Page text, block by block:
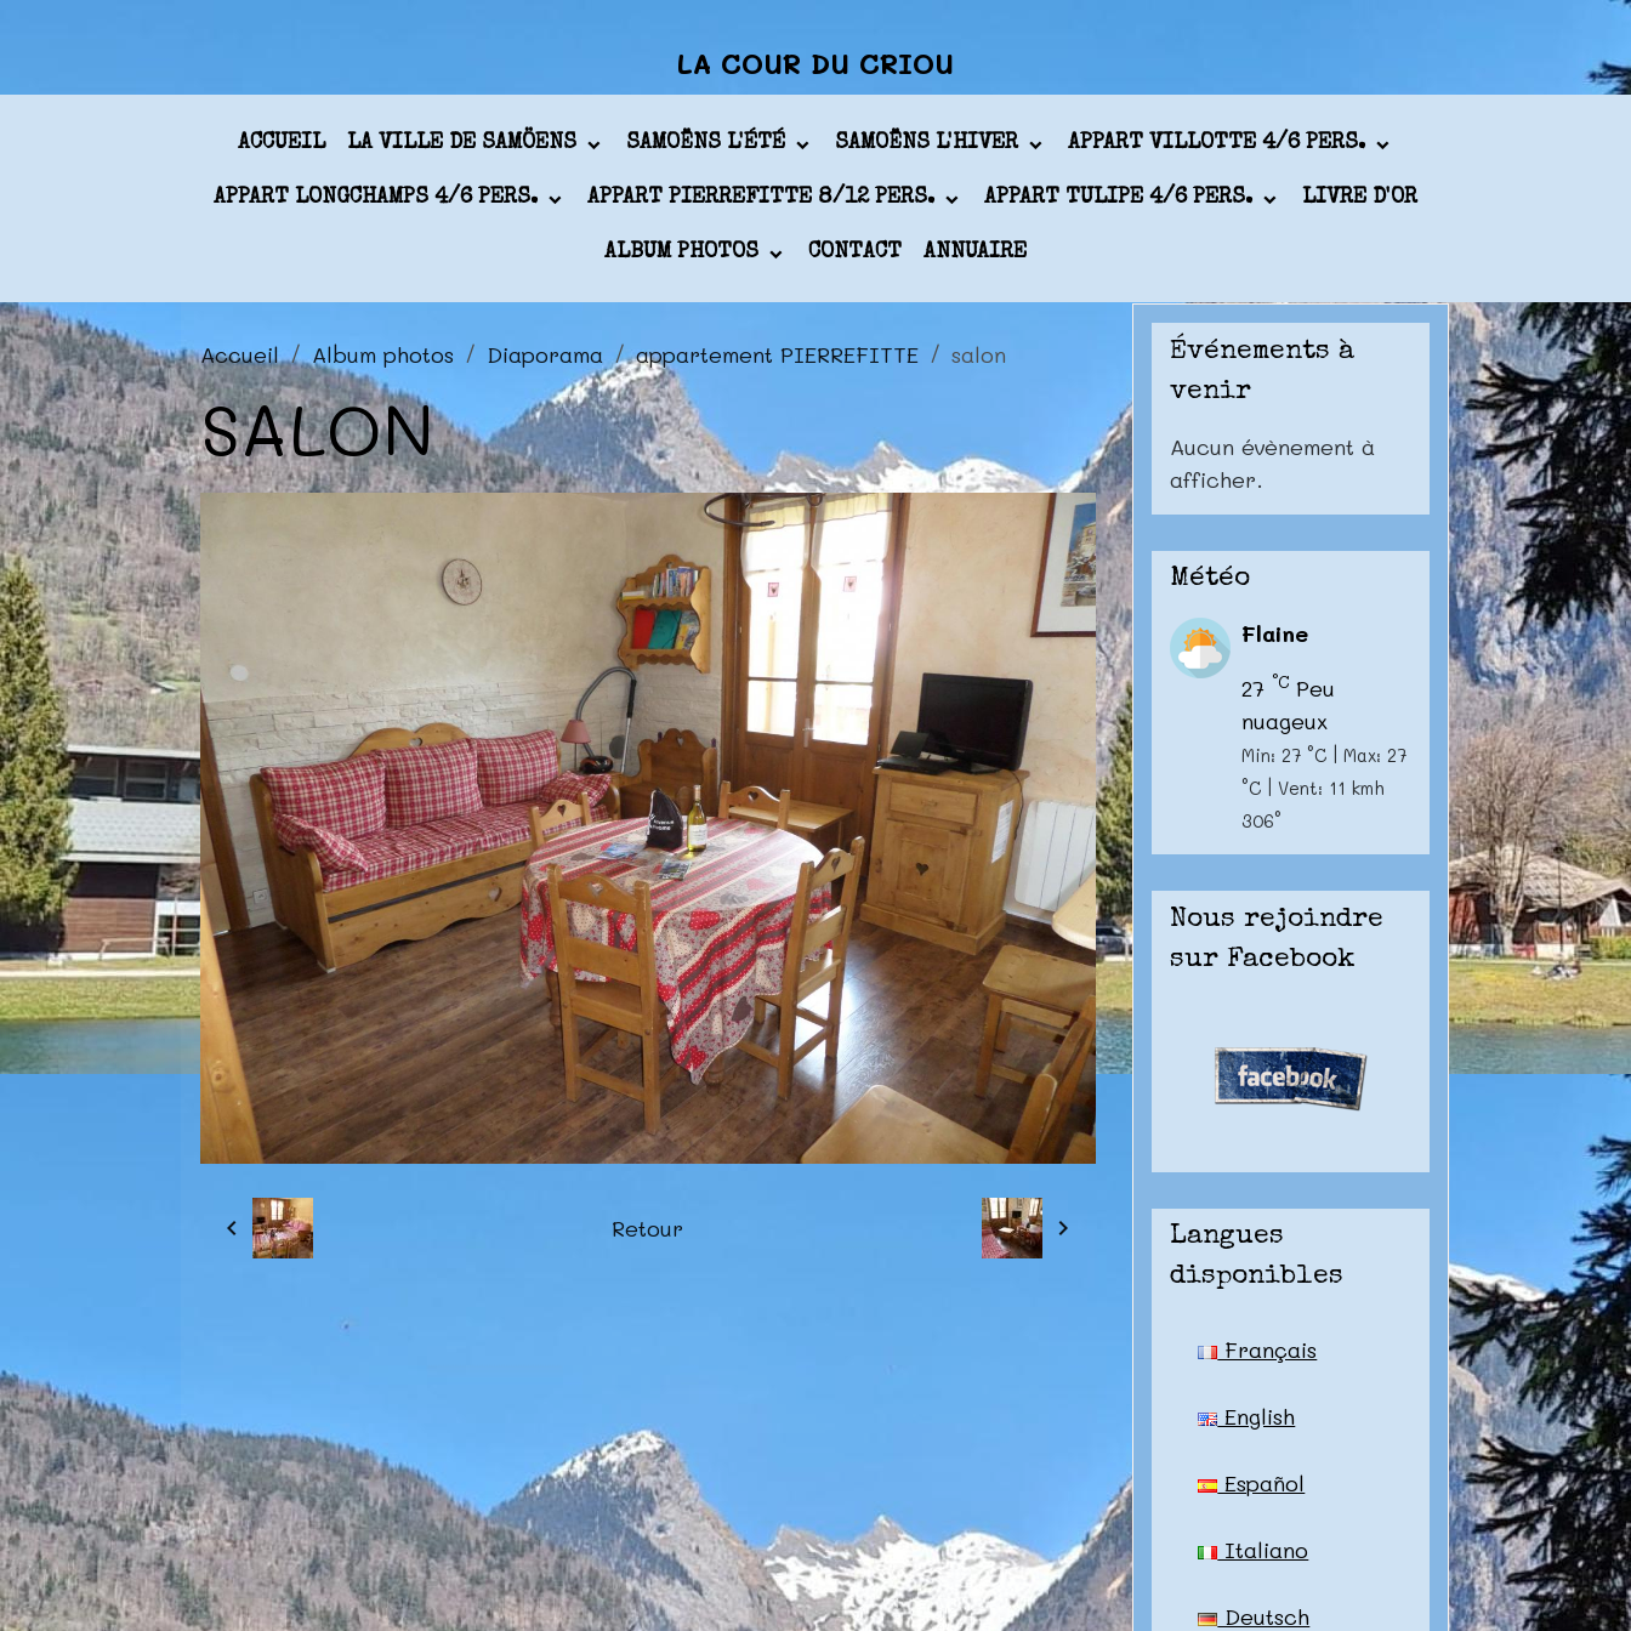
LA COUR DU CRIOU
ACCUEIL LA VILLE DE SAMÖENS SAMOËNS L'ÉTÉ SAMOËNS L'HIVER APPART VILLOTTE 4/6 PERS.
APPART LONGCHAMPS 4/6 PERS. APPART PIERREFITTE 8/12 PERS. APPART TULIPE 4/6 PERS. LIVRE D'OR
ALBUM PHOTOS CONTACT ANNUAIRE
Accueil Album photos Diaporama appartement PIERREFITTE salon
SALON
Retour
Événements à
venir
Aucun évènement à
afficher.
Météo
Flaine
27 °CPeu
nuageux
Min: 27 °C | Max: 27
°C | Vent: 11 kmh
306°
Nous rejoindre
sur Facebook
Langues
disponibles
Français
English
Español
Italiano
Deutsch